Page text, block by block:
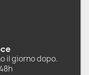
il giorno dopo.